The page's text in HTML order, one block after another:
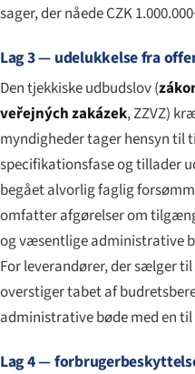
sager, der nåede CZK
Lag 3 — udelukkelse fra
Den tjekkiske udbudslov (
veřejných zakázek, ZZVZ)
myndigheder tager hensyn til
specifikationsfase og tillader
begået alvorlig faglig
omfatter afgørelser om
og væsentlige administrative
For leverandører, der sælger
overstiger tabet af
administrative bøde med en
Lag 4 —